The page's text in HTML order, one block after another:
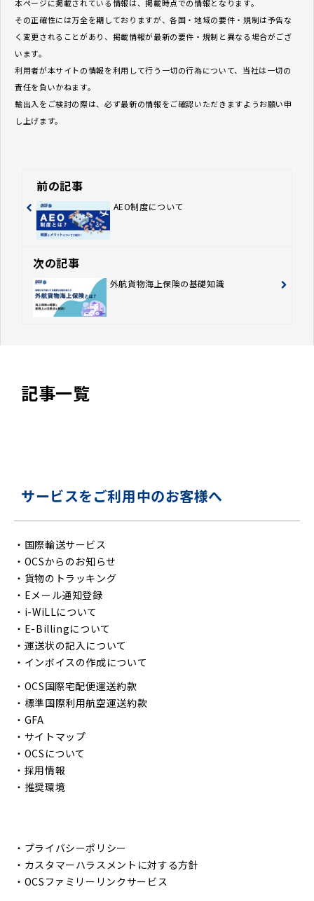
本ページに掲載されている情報は、掲載時点での情報となります。
その正確性には万全を期しておりますが、各国・地域の要件・規制は予告な
く変更されることがあり、掲載情報が最新の要件・規制と異なる場合がござ
います。
利用者が本サイトの情報を利用して行う一切の行為について、当社は一切の
責任を負いかねます。
輸出入をご検討の際は、必ず最新の情報をご確認いただきますようお願い申
し上げます。
前の記事
AEO制度について
次の記事
外航貨物海上保険の基礎知識
記事一覧
サービスをご利用中のお客様へ
・ 国際輸送サービス
・ OCSからのお知らせ
・ 貨物のトラッキング
・ Eメール通知登録
・ i-WiLLについて
・ E-Billingについて
・ 運送状の記入について
・ インボイスの作成について
・ OCS国際宅配便運送約款
・ 標準国際利用航空運送約款
・ GFA
・ サイトマップ
・ OCSについて
・ 採用情報
・ 推奨環境
・ プライバシーポリシー
・ カスタマーハラスメントに対する方針
・ OCSファミリーリンクサービス